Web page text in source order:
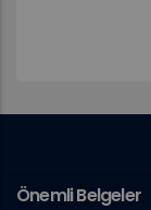
Önemli Belgeler